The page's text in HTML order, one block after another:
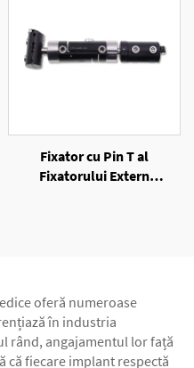
Fixator cu Pin T al
Fixatorului Extern
oferă numeroase
în industria
rând, angajamentul lor față
că fiecare implant respectă